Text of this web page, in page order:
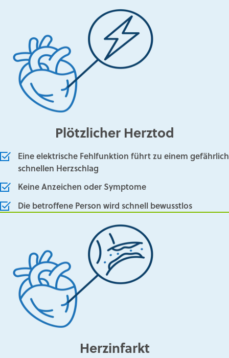
Plötzlicher Herztod
Eine elektrische Fehlfunktion führt zu einem gefährlich
schnellen Herzschlag
Keine Anzeichen oder Symptome
Die betroffene Person wird schnell bewusstlos
Herzinfarkt